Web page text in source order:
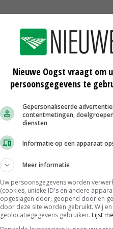
12-05-2012
Nieuwe Oogst vraagt om
persoonsgegevens te
Gepersonaliseerde
contentmetingen,
diensten
Informatie op een apparaat
Meer informatie
Uw persoonsgegevens worden
(cookies, unieke ID's en andere
opgeslagen door, geopend door en
door deze site worden gebruikt. Wij
geolocatiegegevens gebruiken. Lijst